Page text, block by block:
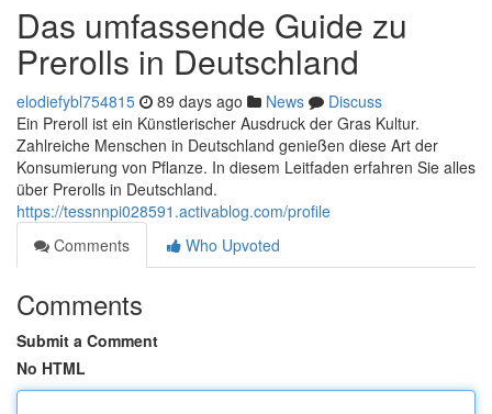
Das umfassende Guide zu
Prerolls in Deutschland
elodiefybl754815 89 days ago News
Discuss
Ein Preroll ist ein Künstlerischer Ausdruck der Gras Kultur.
Zahlreiche Menschen in Deutschland genießen diese Art der
Konsumierung von Pflanze. In diesem Leitfaden erfahren Sie alles
über Prerolls in Deutschland.
https://tessnnpi028591.activablog.com/profile
Comments
Who Upvoted
Comments
Submit a Comment
No HTML